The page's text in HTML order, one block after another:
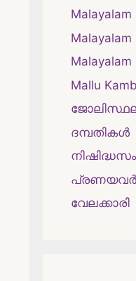
Malayalam
Malayalam
Malayalam
Mallu
ദമ്പതികള്‍
വേലക്കാരി